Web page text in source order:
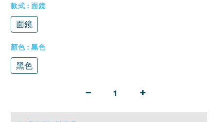
款式 : 面鏡
面鏡
顏色 : 黑色
黑色